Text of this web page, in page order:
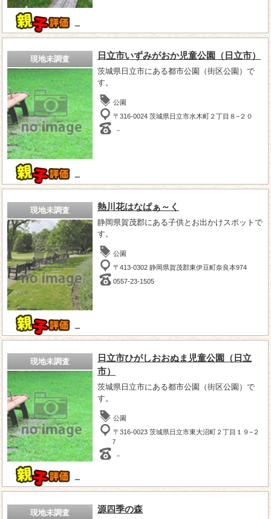
－
現地未調査
－
日立市いずみがおか児童公園（日立市）
茨城県日立市にある都市公園（街区公園）で
す。
公園
〒316-0024 茨城県日立市水木町２丁目８−２０
－
現地未調査
－
熱川花はなぱぁ～く
静岡県賀茂郡にある子供とお出かけスポットで
す。
公園
〒413-0302 静岡県賀茂郡東伊豆町奈良本974
0557-23-1505
現地未調査
－
日立市ひがしおおぬま児童公園（日立
市）
茨城県日立市にある都市公園（街区公園）で
す。
公園
〒316-0023 茨城県日立市東大沼町２丁目１９−２
７
－
現地未調査 源四季の森